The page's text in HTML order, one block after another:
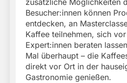
zusätzliche Möglichkeiten
Besucher:innen können
entdecken, an
Kaffee teilnehmen, sich
Expert:innen beraten
Mal überhaupt – die
direkt vor Ort in der
Gastronomie genießen.